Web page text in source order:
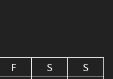
F S
S